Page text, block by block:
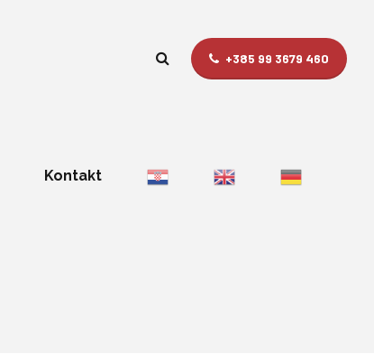
+385 99 3679 460
Kontakt